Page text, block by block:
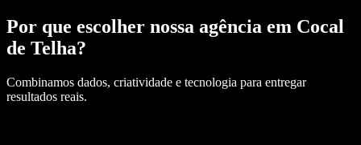
Por que escolher nossa agência em Cocal
de Telha?
Combinamos dados, criatividade e tecnologia para entregar
resultados reais.